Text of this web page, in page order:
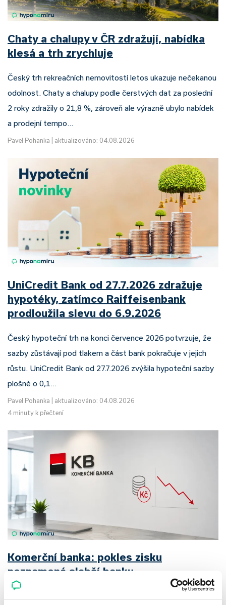
Chaty a chalupy v ČR zdražují, nabídka
klesá a trh zrychluje
Český trh rekreačních nemovitostí letos ukazuje nečekanou
odolnost. Chaty a chalupy podle čerstvých dat za poslední
2 roky zdražily o 21,8 %, zároveň ale výrazně ubylo nabídek
a prodejní tempo…
Pavel Pohanka aktualizováno: 04.08.2026
UniCredit Bank od 27.7.2026 zdražuje
hypotéky, zatímco Raiffeisenbank
prodloužila slevu do 6.9.2026
Český hypoteční trh na konci července 2026 potvrzuje, že
sazby zůstávají pod tlakem a část bank pokračuje v jejich
růstu. UniCredit Bank od 27.7.2026 zvýšila hypoteční sazby
plošně o 0,1…
Pavel Pohanka
aktualizováno: 04.08.2026
4 minuty k přečtení
Komerční banka: pokles zisku
neznamená slabší banku